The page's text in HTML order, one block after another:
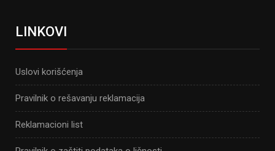
LINKOVI
Uslovi korišćenja
Pravilnik o rešavanju reklamacija
Reklamacioni list